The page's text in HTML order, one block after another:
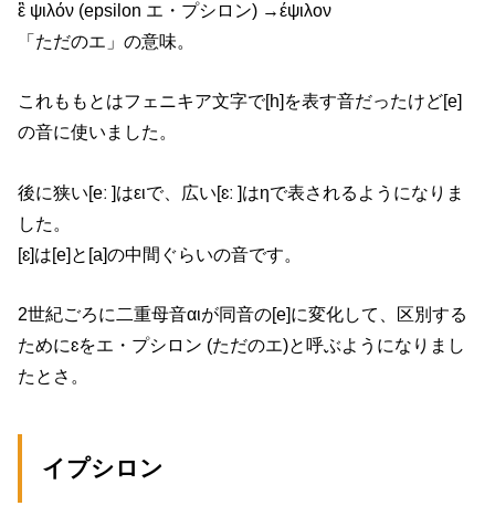
ἒ ψιλόν (epsilon エ・プシロン) →έψιλον
「ただのエ」の意味。
これももとはフェニキア文字で[h]を表す音だったけど[e]
の音に使いました。
後に狭い[eː ]はειで、広い[ɛː ]はηで表されるようになりま
した。
[ɛ]は[e]と[a]の中間ぐらいの音です。
2世紀ごろに二重母音αιが同音の[e]に変化して、区別する
ためにɛをエ・プシロン (ただのエ)と呼ぶようになりまし
たとさ。
イプシロン